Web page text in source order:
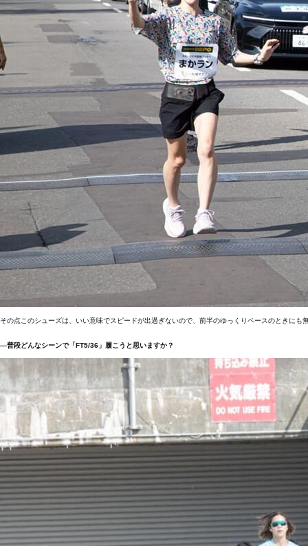
その点このシューズは、いい意味でスピードが出過ぎないので、前半のゆっくりペースのときに
―普段どんなシーンで「FT5/36」履こうと思いますか？